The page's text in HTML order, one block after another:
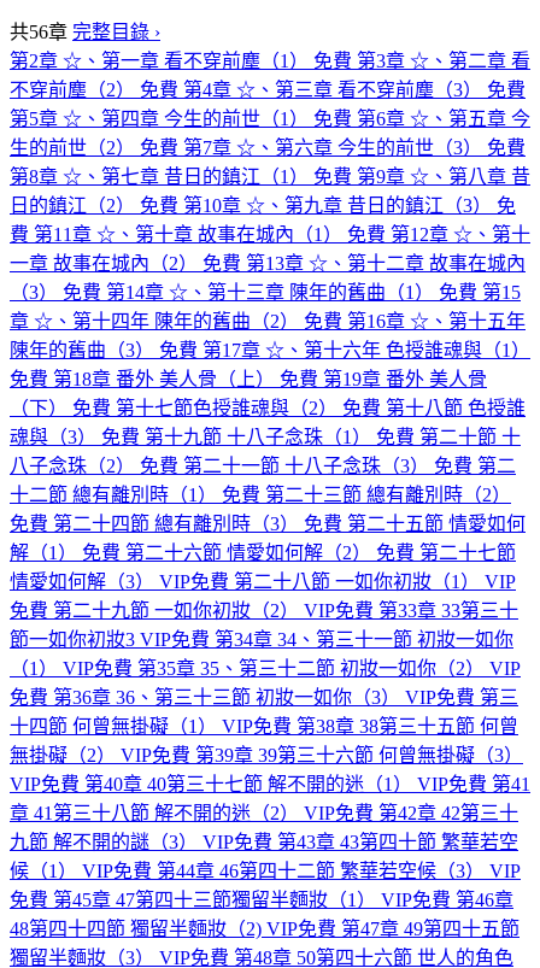
共56章 完整目錄 ›
第2章 ☆、第一章 看不穿前塵（1）
免費 第3章 ☆、第二章 看
不穿前塵（2）
免費 第4章 ☆、第三章 看不穿前塵（3）
免費
第5章 ☆、第四章 今生的前世（1）
免費 第6章 ☆、第五章 今
生的前世（2）
免費 第7章 ☆、第六章 今生的前世（3）
免費
第8章 ☆、第七章 昔日的鎮江（1）
免費 第9章 ☆、第八章 昔
日的鎮江（2）
免費 第10章 ☆、第九章 昔日的鎮江（3）
免
費 第11章 ☆、第十章 故事在城內（1） 免費 第12章 ☆、第十
一章 故事在城內（2）
免費 第13章 ☆、第十二章 故事在城內
（3）
免費 第14章 ☆、第十三章 陳年的舊曲（1） 免費 第15
章 ☆、第十四年 陳年的舊曲（2）
免費 第16章 ☆、第十五年
陳年的舊曲（3）
免費 第17章 ☆、第十六年 色授誰魂與（1）
免費 第18章 番外 美人骨（上） 免費 第19章 番外 美人骨
（下）
免費 第十七節色授誰魂與（2） 免費 第十八節 色授誰
魂與（3）
免費 第十九節 十八子念珠（1） 免費 第二十節 十
八子念珠（2）
免費 第二十一節 十八子念珠（3） 免費 第二
十二節 總有離別時（1）
免費 第二十三節 總有離別時（2）
免費 第二十四節 總有離別時（3） 免費 第二十五節 情愛如何
解（1）
免費 第二十六節 情愛如何解（2） 免費 第二十七節
情愛如何解（3）
VIP免費 第二十八節 一如你初妝（1）
VIP
免費 第二十九節 一如你初妝（2） VIP免費 第33章 33第三十
節一如你初妝3 VIP免費 第34章 34、第三十一節 初妝一如你
（1）
VIP免費 第35章 35、第三十二節 初妝一如你（2）
VIP
免費 第36章 36、第三十三節 初妝一如你（3） VIP免費 第三
十四節 何曾無掛礙（1）
VIP免費 第38章 38第三十五節 何曾
無掛礙（2）
VIP免費 第39章 39第三十六節 何曾無掛礙（3）
VIP免費 第40章 40第三十七節 解不開的迷（1） VIP免費 第41
章 41第三十八節 解不開的迷（2）
VIP免費 第42章 42第三十
九節 解不開的謎（3）
VIP免費 第43章 43第四十節 繁華若空
候（1）
VIP免費 第44章 46第四十二節 繁華若空候（3）
VIP
免費 第45章 47第四十三節獨留半麵妝（1） VIP免費 第46章
48第四十四節 獨留半麵妝（2) VIP免費 第47章 49第四十五節
獨留半麵妝（3）
VIP免費 第48章 50第四十六節 世人的角色